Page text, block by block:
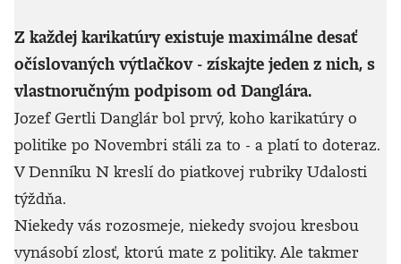
Z každej karikatúry existuje maximálne desať
očíslovaných výtlačkov - získajte jeden z nich, s
vlastnoručným podpisom od Danglára.
Jozef Gertli Danglár bol prvý, koho karikatúry o
politike po Novembri stáli za to - a platí to doteraz.
V Denníku N kreslí do piatkovej rubriky Udalosti
týždňa.
Niekedy vás rozosmeje, niekedy svojou kresbou
vynásobí zlosť, ktorú mate z politiky. Ale takmer